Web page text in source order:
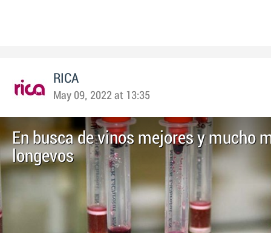
RICA
May 09, 2022 at 13:35
En busca de vinos mejores y mucho
longevos